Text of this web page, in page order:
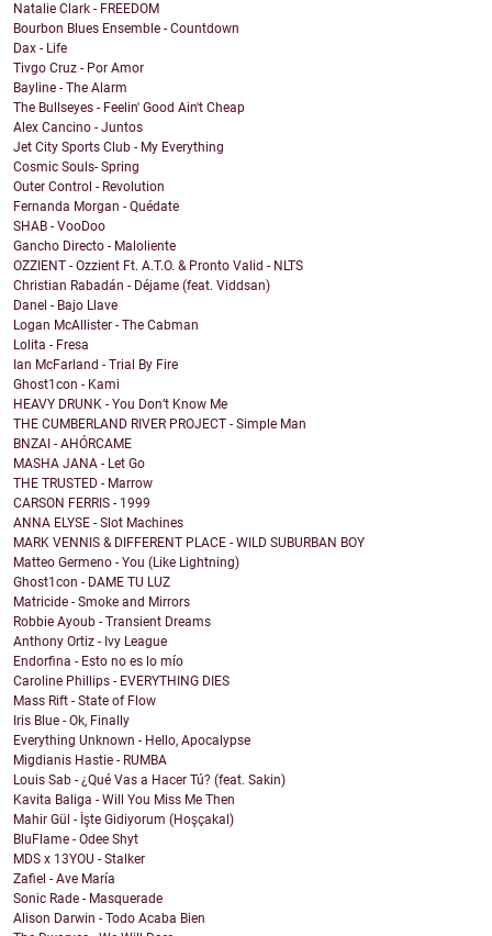
Natalie Clark - FREEDOM
Bourbon Blues Ensemble - Countdown
Dax - Life
Tivgo Cruz - Por Amor
Bayline - The Alarm
The Bullseyes - Feelin' Good Ain't Cheap
Alex Cancino - Juntos
Jet City Sports Club - My Everything
Cosmic Souls- Spring
Outer Control - Revolution
Fernanda Morgan - Quédate
SHAB - VooDoo
Gancho Directo - Maloliente
OZZIENT - Ozzient Ft. A.T.O. & Pronto Valid - NLTS
Christian Rabadán - Déjame (feat. Viddsan)
Danel - Bajo Llave
Logan McAllister - The Cabman
Lolita - Fresa
Ian McFarland - Trial By Fire
Ghost1con - Kami
HEAVY DRUNK - You Don’t Know Me
THE CUMBERLAND RIVER PROJECT - Simple Man
BNZAI - AHÓRCAME
MASHA JANA - Let Go
THE TRUSTED - Marrow
CARSON FERRIS - 1999
ANNA ELYSE - Slot Machines
MARK VENNIS & DIFFERENT PLACE - WILD SUBURBAN BOY
Matteo Germeno - You (Like Lightning)
Ghost1con - DAME TU LUZ
Matricide - Smoke and Mirrors
Robbie Ayoub - Transient Dreams
Anthony Ortiz - Ivy League
Endorfina - Esto no es lo mío
Caroline Phillips - EVERYTHING DIES
Mass Rift - State of Flow
Iris Blue - Ok, Finally
Everything Unknown - Hello, Apocalypse
Migdianis Hastie - RUMBA
Louis Sab - ¿Qué Vas a Hacer Tú? (feat. Sakin)
Kavita Baliga - Will You Miss Me Then
Mahir Gül - İşte Gidiyorum (Hoşçakal)
BluFlame - Odee Shyt
MDS x 13YOU - Stalker
Zafiel - Ave María
Sonic Rade - Masquerade
Alison Darwin - Todo Acaba Bien